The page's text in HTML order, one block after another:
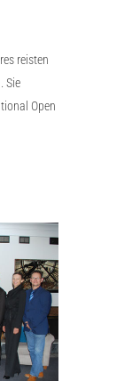
reisten
Sie
Open